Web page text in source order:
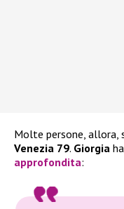
Molte persone, allora,
Venezia 79. Giorgia
approfondita: